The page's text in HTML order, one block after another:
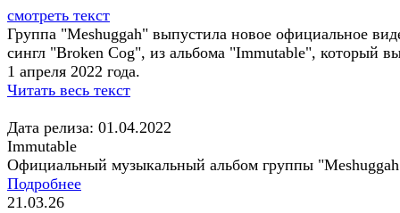
смотреть текст
Группа "Meshuggah" выпустила новое официальное
сингл "Broken Cog", из альбома "Immutable", который
1 апреля 2022 года.
Читать весь текст
Дата релиза: 01.04.2022
Immutable
Официальный музыкальный альбом группы
Подробнее
21.03.26